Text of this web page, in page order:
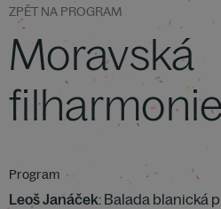
ZPĚT NA PROGRAM
Moravská
Program
Leoš Janáček: Balada blanická